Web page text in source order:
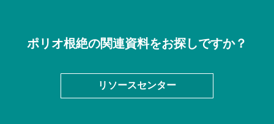
ポリオ根絶の関連資料をお探しですか？
リソースセンター